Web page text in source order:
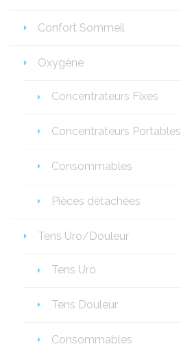
Confort Sommeil
Oxygène
Concentrateurs Fixes
Concentrateurs Portables
Consommables
Pièces détachées
Tens Uro/Douleur
Tens Uro
Tens Douleur
Consommables